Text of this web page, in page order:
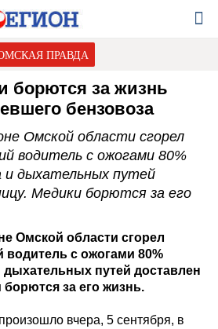
ПРАВДА
борются за жизнь
бензовоза
Омской области сгорел
водитель с ожогами 80%
и дыхательных путей
Медики борются за его
Омской области сгорел
водитель с ожогами 80%
дыхательных путей доставлен
за его жизнь.
вчера, 5 сентября, в